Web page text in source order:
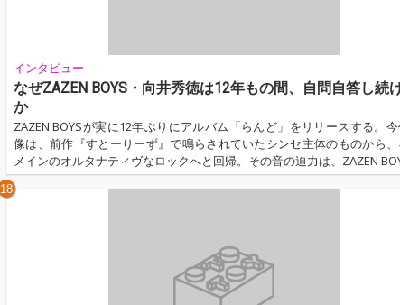
インタビュー
なぜZAZEN BOYS・向井秀徳は12年もの間、自問自答し続
か
ZAZEN BOYSが実に12年ぶりにアルバム「らんど」をリリースする。
像は、前作『すとーりーず』で鳴らされていたシンセ主体のものから
メインのオルタナティヴなロックへと回帰。その音の迫力は、ZAZEN
うバンドにしか出せない、唯一無二のすさまじいものがある。レコ
グ、ミックスダウンはフロントマンの向井秀徳自身の“地獄耳”にて行い、
18